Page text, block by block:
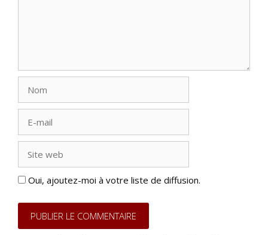
mail
web
Oui, ajoutez-moi à votre liste de diffusion.